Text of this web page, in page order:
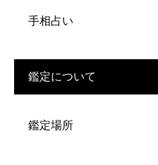
手相占い
鑑定について
鑑定場所